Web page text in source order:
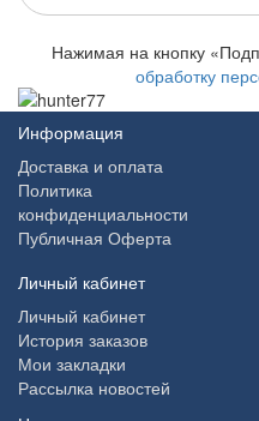
Нажимая на кнопку
обработку
Информация
Доставка и оплата
Политика
конфиденциальности
Публичная Оферта
Личный кабинет
Личный кабинет
История заказов
Мои закладки
Рассылка новостей